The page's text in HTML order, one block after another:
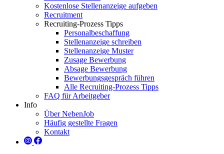
Kostenlose Stellenanzeige aufgeben
Recruitment
Recruiting-Prozess Tipps
Personalbeschaffung
Stellenanzeige schreiben
Stellenanzeige Muster
Zusage Bewerbung
Absage Bewerbung
Bewerbungsgespräch führen
Alle Recruiting-Prozess Tipps
FAQ für Arbeitgeber
Info
Über NebenJob
Häufig gestellte Fragen
Kontakt